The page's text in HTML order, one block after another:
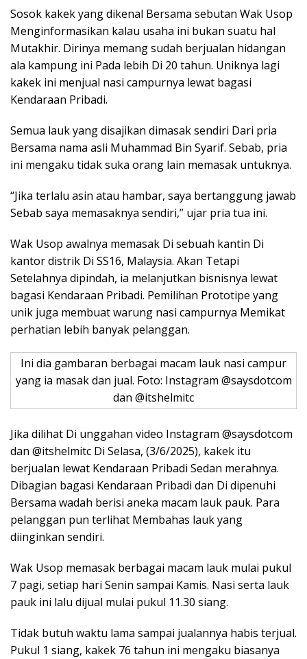
Sosok kakek yang dikenal Bersama sebutan Wak Usop
Menginformasikan kalau usaha ini bukan suatu hal
Mutakhir. Dirinya memang sudah berjualan hidangan
ala kampung ini Pada lebih Di 20 tahun. Uniknya lagi
kakek ini menjual nasi campurnya lewat bagasi
Kendaraan Pribadi.
Semua lauk yang disajikan dimasak sendiri Dari pria
Bersama nama asli Muhammad Bin Syarif. Sebab, pria
ini mengaku tidak suka orang lain memasak untuknya.
“Jika terlalu asin atau hambar, saya bertanggung jawab
Sebab saya memasaknya sendiri,” ujar pria tua ini.
Wak Usop awalnya memasak Di sebuah kantin Di
kantor distrik Di SS16, Malaysia. Akan Tetapi
Setelahnya dipindah, ia melanjutkan bisnisnya lewat
bagasi Kendaraan Pribadi. Pemilihan Prototipe yang
unik juga membuat warung nasi campurnya Memikat
perhatian lebih banyak pelanggan.
Ini dia gambaran berbagai macam lauk nasi campur
yang ia masak dan jual. Foto: Instagram @saysdotcom
dan @itshelmitc
Jika dilihat Di unggahan video Instagram @saysdotcom
dan @itshelmitc Di Selasa, (3/6/2025), kakek itu
berjualan lewat Kendaraan Pribadi Sedan merahnya.
Dibagian bagasi Kendaraan Pribadi dan Di dipenuhi
Bersama wadah berisi aneka macam lauk pauk. Para
pelanggan pun terlihat Membahas lauk yang
diinginkan sendiri.
Wak Usop memasak berbagai macam lauk mulai pukul
7 pagi, setiap hari Senin sampai Kamis. Nasi serta lauk
pauk ini lalu dijual mulai pukul 11.30 siang.
Tidak butuh waktu lama sampai jualannya habis terjual.
Pukul 1 siang, kakek 76 tahun ini mengaku biasanya